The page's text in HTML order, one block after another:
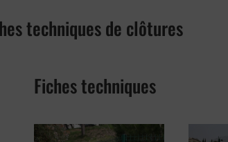
techniques de clôtures
Fiches techniques